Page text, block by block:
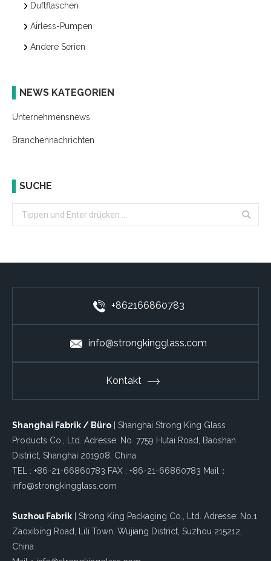
Duftflaschen
Airless-Pumpen
Andere Serien
NEWS KATEGORIEN
Unternehmensnews
Branchennachrichten
SUCHE
Search:
+862166860783
info@strongkingglass.com
Kontakt
Shanghai Fabrik / Büro | Shanghai Strong King Glass
Products Co., Ltd. Adresse: No. 7759 Hutai Road, Baoshan
District, Shanghai 201908, China
TEL : +86-21-66860783 FAX : +86-21-66860783 Mail：
info@strongkingglass.com
Suzhou Fabrik | Strong King Packaging Co., Ltd. Adresse: No.1
Zaoxibing Road, Lili Town, Wujiang District, Suzhou 215212,
China